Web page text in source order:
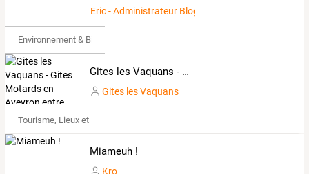
Eric - Administrateur Blog
Environnement & Bio
Gites les Vaquans - Gites Motards en Aveyron entre Najac et La Fouillade
Gites les Vaquans
Tourisme, Lieux et Événements
Miameuh !
Kro